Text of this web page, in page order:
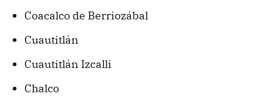
Coacalco de Berriozábal
Cuautitlán
Cuautitlán Izcalli
Chalco